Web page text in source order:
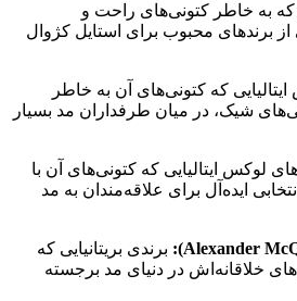
که به خاطر کتونی‌های راحت و
برندهای محبوب برای استایل کژوال
که کتونی‌های آن به خاطر
شیک، در میان طرفداران مد بسیار
لوکس ایتالیایی که کتونی‌های آن با
ایده‌آل برای علاقه‌مندان به مد
برندی بریتانیایی که
خلاقانه‌اش در دنیای مد برجسته